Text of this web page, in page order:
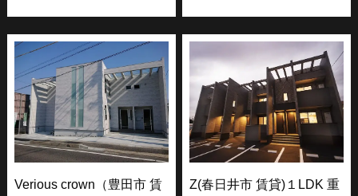
Verious crown（豊田市 賃
Z(春日井市 賃貸)１LDK 重